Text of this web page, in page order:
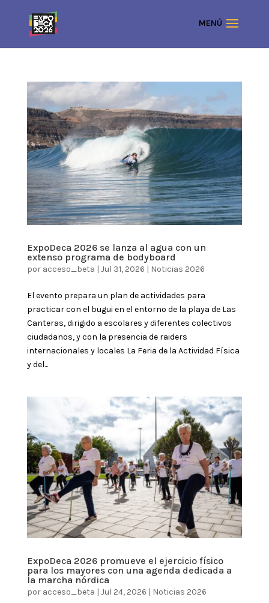
ExpoDeca 2026 se lanza al agua con un
extenso programa de bodyboard
por acceso_beta | Jul 31, 2026 | Noticias 2026
El evento prepara un plan de actividades para
practicar con el bugui en el entorno de la playa de Las
Canteras, dirigido a escolares y diferentes colectivos
ciudadanos, y con la presencia de raiders
internacionales y locales La Feria de la Actividad Física
y del...
ExpoDeca 2026 promueve el ejercicio físico
para los mayores con una agenda dedicada a
la marcha nórdica
por acceso_beta | Jul 24, 2026 | Noticias 2026